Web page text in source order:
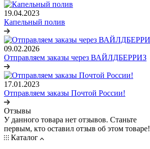
19.04.2023
Капельный полив
09.02.2026
Отправляем заказы через ВАЙЛДБЕРРИЗ
17.01.2023
Отправляем заказы Почтой России!
Отзывы
У данного товара нет отзывов. Станьте
первым, кто оставил отзыв об этом товаре!
Каталог